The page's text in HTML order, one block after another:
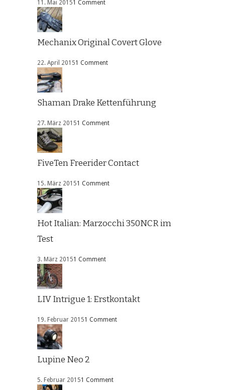
11. Mai 20151 Comment
Mechanix Original Covert Glove
22. April 20151 Comment
Shaman Drake Kettenführung
27. März 20151 Comment
FiveTen Freerider Contact
15. März 20151 Comment
Hot Italian: Marzocchi 350NCR im
Test
3. März 20151 Comment
LIV Intrigue 1: Erstkontakt
19. Februar 20151 Comment
Lupine Neo 2
5. Februar 20151 Comment